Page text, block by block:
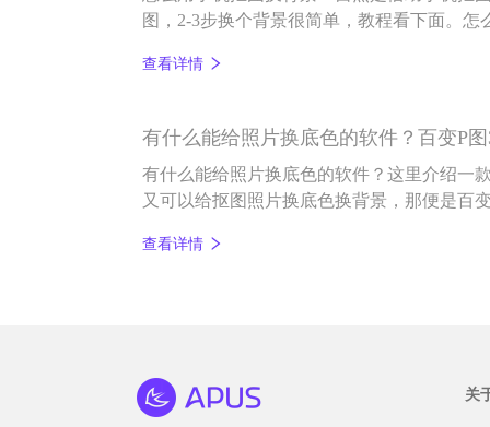
图，2-3步换个背景很简单，教程看下面。
像图片，选择打开即抠好图，如下图：
查看详情
有什么能给照片换底色的软件？百变P
有什么能给照片换底色的软件？这里介绍一
又可以给抠图照片换底色换背景，那便是百
卓版哦。百变P图一键抠图，几个步骤就可
查看详情
关